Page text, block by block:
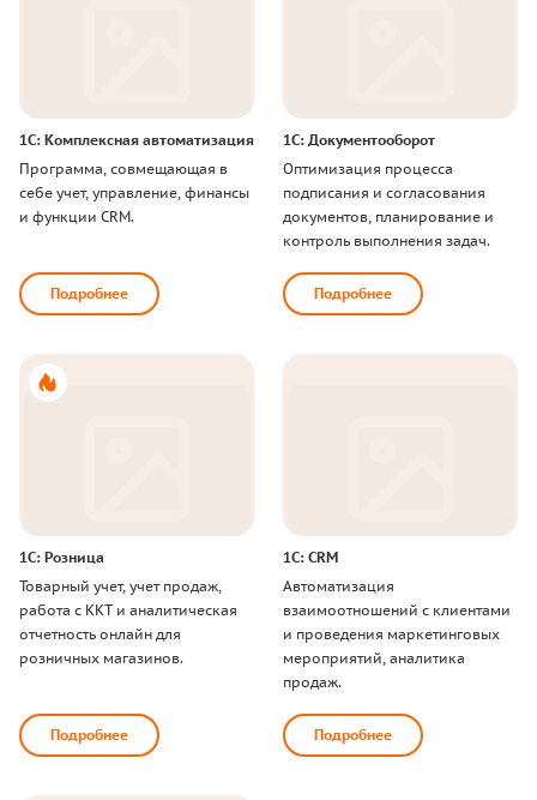
1С: Комплексная автоматизация
Программа, совмещающая в
себе учет, управление, финансы
и функции CRM.
Подробнее
1С: Документооборот
Оптимизация процесса
подписания и согласования
документов, планирование и
контроль выполнения задач.
Подробнее
1С: Розница
Товарный учет, учет продаж,
работа с ККТ и аналитическая
отчетность онлайн для
розничных магазинов.
Подробнее
1С: CRM
Автоматизация
взаимоотношений с клиентами
и проведения маркетинговых
мероприятий, аналитика
продаж.
Подробнее